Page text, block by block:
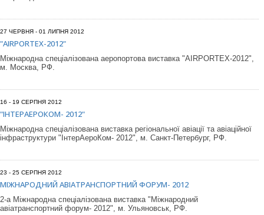
27 ЧЕРВНЯ - 01 ЛИПНЯ 2012
"AIRPORTEX-2012"
Міжнародна спеціалізована аеропортова виставка "AIRPORTEX-2012",
м. Москва, РФ.
16 - 19 СЕРПНЯ 2012
"ІНТЕРАЕРОКОМ- 2012"
Міжнародна спеціалізована виставка регіональної авіації та авіаційної
інфраструктури "ІнтерАероКом- 2012", м. Санкт-Петербург, РФ.
23 - 25 СЕРПНЯ 2012
МІЖНАРОДНИЙ АВІАТРАНСПОРТНИЙ ФОРУМ- 2012
2-а Міжнародна спеціалізована виставка "Міжнародний
авіатранспортний форум- 2012", м. Ульяновськ, РФ.